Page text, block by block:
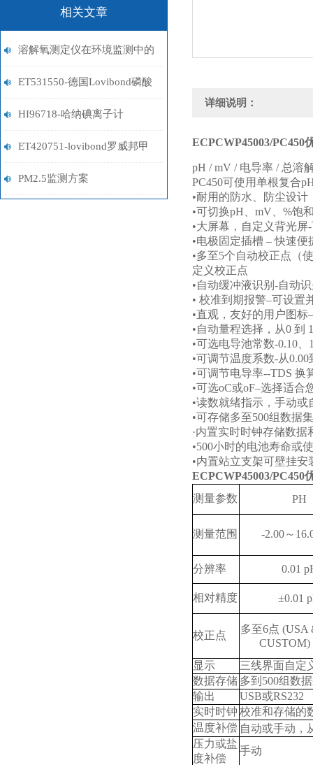
相关文章
溶解氧测定仪在环境监测中的
关键作用
ET531550-德国Lovibond磷酸
盐试剂
HI96718-哈纳碘离子计
ET420751-lovibond罗威邦甲
醛试剂
PM2.5监测方案
详细说明：
ECPCWP45003/PC450
pH / mV / 电导率 / 总溶
PC450可使用单根复合
•耐用的防水、防尘设计
•可切换pH mV %饱
•大屏幕，自定义背光屏-
•电极固定插槽 –快速便
•多至5个自动校正点（
定义校正点
•自动缓冲液识别 -自动
• 校准到期报警–可设置
•直观，友好的用户图标–
•自动量程选择，从0 到
•可选电导池常数-0.10
•可调节温度系数-从0.00
•可调节电导率--TDS 换
•可选oC或oF–选择适合
•读数就绪指示，手动或
•可存储多至500组数据
·内置实时时钟存储数据
•500小时的电池寿命或
•内置站立支架可壁挂安
ECPCWP45003/PC450
测量参数
PH
测量范围 -2.00～
分辨率 0.01
相对精度 ±0.01
校正点
多至6点 (USA
显示
三线界面自定
数据存储 多到 500组数
输出
USB或RS232
实时时钟 校准和存储的
温度补偿 自动或手动，
压力或盐
度补偿
手动